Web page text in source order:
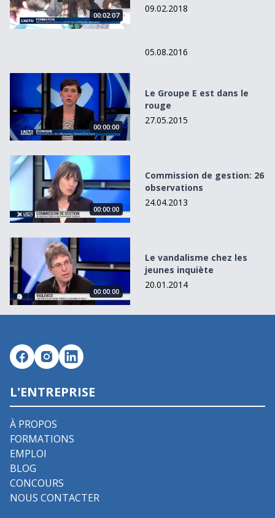
00:02:07
09.02.2018
05.08.2016
Le Groupe E est dans le rouge
00:00:00
Le Groupe E est dans le
rouge
27.05.2015
Commission de gestion: 26 observations
00:00:00
Commission de gestion: 26
observations
24.04.2013
Le vandalisme chez les jeunes inquiète
00:00:00
Le vandalisme chez les
jeunes inquiète
20.01.2014
L'ENTREPRISE
À PROPOS
FORMATIONS
EMPLOI
BLOG
CONCOURS
NOUS CONTACTER